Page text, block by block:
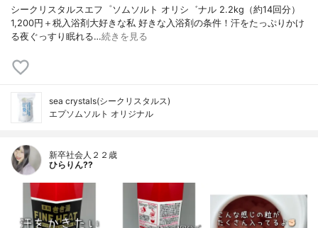
シークリスタルスエフ゜ソムソルト オリシ゛ナル 2.2kg（約14回分）
1,200円＋税入浴剤大好きな私 好きな入浴剤の条件！汗をたっぷりかけ
る夜ぐっすり眠れる…続きを見る
sea crystals(シークリスタルス)
エプソムソルト オリジナル
新卒社会人２２歳
ひらりん??